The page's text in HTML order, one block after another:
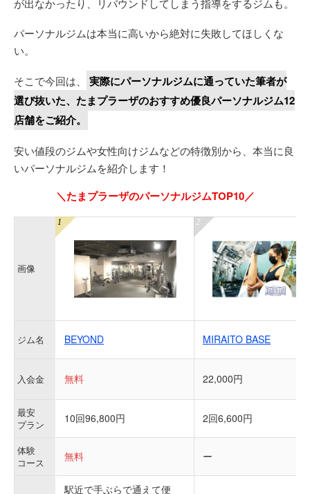
が出なかったり、リバウンドしてしまう指導をするジムも。
パーソナルジムは本当に高いから絶対に失敗してほしくな
い。
そこで今回は、
実際にパーソナルジムに通っていた筆者が
選び抜いた、たまプラーザのおすすめ優良パーソナルジム12
店舗をご紹介。
安い値段のジムや女性向けジムなどの特徴別から、本当に良
いパーソナルジムを紹介します！
＼たまプラーザのパーソナルジムTOP10／
画像
ジム名 BEYOND MIRAITO BASE
入会金 無料 22,000円
最安
プラン
10回96,800円 2回6,600円
体験
コース
無料 ー
駅近で手ぶらで通えて便